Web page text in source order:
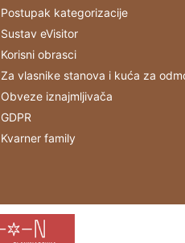
Postupak kategorizacije
Sustav eVisitor
Korisni obrasci
Za vlasnike stanova i kuća za
Obveze iznajmljivača
GDPR
Kvarner family